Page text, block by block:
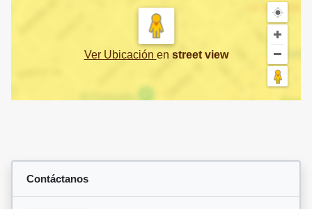
Ver Ubicación en street view
Contáctanos